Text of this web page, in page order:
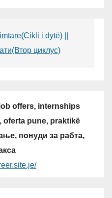
i dytë) ||
циклус)
offers, internships
oferta pune, praktikë
понуди за рабта,